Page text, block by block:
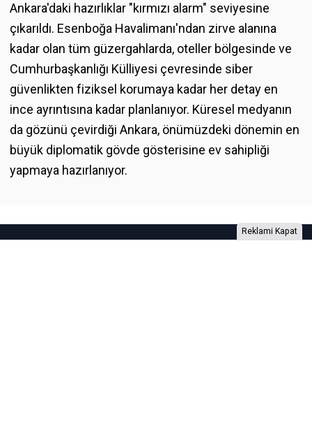
Ankara'daki hazırlıklar "kırmızı alarm" seviyesine
çıkarıldı. Esenboğa Havalimanı'ndan zirve alanına
kadar olan tüm güzergahlarda, oteller bölgesinde ve
Cumhurbaşkanlığı Külliyesi çevresinde siber
güvenlikten fiziksel korumaya kadar her detay en
ince ayrıntısına kadar planlanıyor. Küresel medyanın
da gözünü çevirdiği Ankara, önümüzdeki dönemin en
büyük diplomatik gövde gösterisine ev sahipliği
yapmaya hazırlanıyor.
Reklami Kapat